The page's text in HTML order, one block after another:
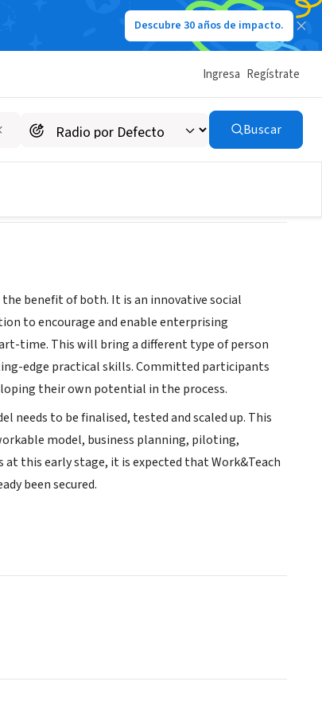
Descubre 30 años de impacto.
Ingresa Regístrate
Buscar
benefit of both. It is an innovative social
to encourage and enable enterprising
time. This will bring a different type of person
edge practical skills. Committed participants
their own potential in the process.
needs to be finalised, tested and scaled up. This
model, business planning, piloting,
this early stage, it is expected that Work&Teach
been secured.